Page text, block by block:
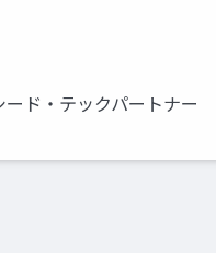
ド・テックパートナー